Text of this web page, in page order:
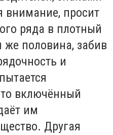
внимание, просит
ряда в плотный
же половина, забив
и
включённый
им
Другая